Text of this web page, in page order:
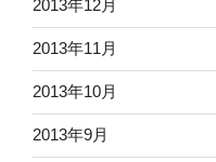
2013年12月
2013年11月
2013年10月
2013年9月